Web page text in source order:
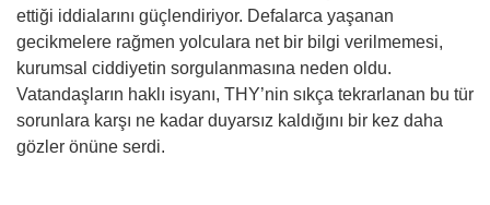
ettiği iddialarını güçlendiriyor. Defalarca yaşanan
gecikmelere rağmen yolculara net bir bilgi verilmemesi,
kurumsal ciddiyetin sorgulanmasına neden oldu.
Vatandaşların haklı isyanı, THY’nin sıkça tekrarlanan bu tür
sorunlara karşı ne kadar duyarsız kaldığını bir kez daha
gözler önüne serdi.